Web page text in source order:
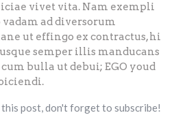
vivet vita. Nam exempli
ad diversorum
ut effingo ex contractus, hi
semper illis manducans
bulla ut debui; EGO youd
post, don't forget to subscribe!